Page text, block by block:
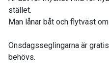
stället.
Man lånar båt och flytväst
Onsdagsseglingarna är
behövs.